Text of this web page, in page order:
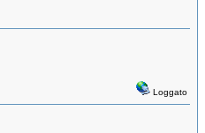
Loggato